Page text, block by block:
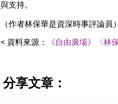
與支持。
（作者林保華是資深時事評論員）
< 資料來源： 《自由廣場》〈林
分享文章：